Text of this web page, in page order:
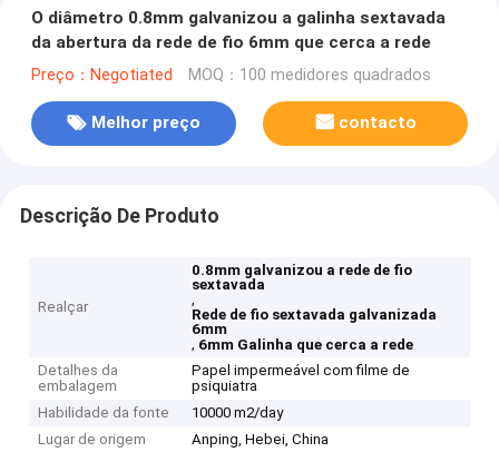
O diâmetro 0.8mm galvanizou a galinha sextavada
da abertura da rede de fio 6mm que cerca a rede
Preço：Negotiated MOQ：100 medidores quadrados
Melhor preço contacto
Descrição De Produto
Realçar
0.8mm galvanizou a rede de fio
sextavada
,
Rede de fio sextavada galvanizada
6mm
, 6mm Galinha que cerca a rede
Detalhes da
embalagem
Papel impermeável com filme de
psiquiatra
Habilidade da fonte
10000 m2/day
Lugar de origem
Anping, Hebei, China